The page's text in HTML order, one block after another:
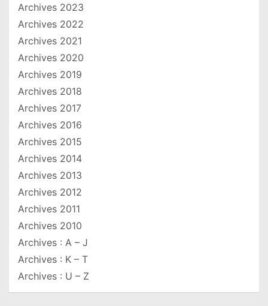
Archives 2023
Archives 2022
Archives 2021
Archives 2020
Archives 2019
Archives 2018
Archives 2017
Archives 2016
Archives 2015
Archives 2014
Archives 2013
Archives 2012
Archives 2011
Archives 2010
Archives : A – J
Archives : K – T
Archives : U – Z